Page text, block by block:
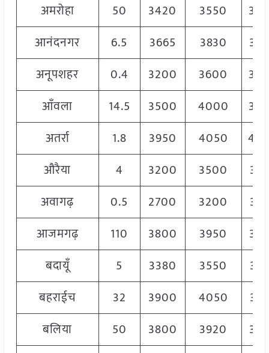
अमरोहा
50 3420 3550
आनंदनगर
6.5 3665 3830
अनूपशहर
0.4 3200 3600
आँवला
14.5 3500 4000
अतर्रा
1.8 3950 4050
औरैया
4 3200 3500
अवागढ़
0.5 2700 3200
आजमगढ़
110 3800 3950
बदायूँ
5 3380 3550
बहराईच
32 3900 4050
बलिया
50 3800 3920